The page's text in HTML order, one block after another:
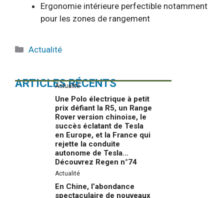
Ergonomie intérieure perfectible notamment
pour les zones de rangement
Catégories
Actualité
ARTICLES RÉCENTS
Actualité
Une Polo électrique à petit
prix défiant la R5, un Range
Rover version chinoise, le
succès éclatant de Tesla
en Europe, et la France qui
rejette la conduite
autonome de Tesla…
Découvrez Regen n°74
Actualité
En Chine, l’abondance
spectaculaire de nouveaux